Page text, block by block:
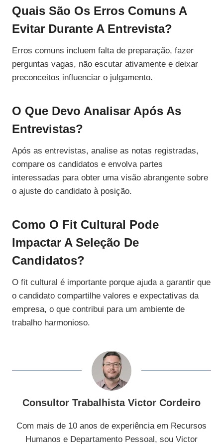
Quais São Os Erros Comuns A
Evitar Durante A Entrevista?
Erros comuns incluem falta de preparação, fazer
perguntas vagas, não escutar ativamente e deixar
preconceitos influenciar o julgamento.
O Que Devo Analisar Após As
Entrevistas?
Após as entrevistas, analise as notas registradas,
compare os candidatos e envolva partes
interessadas para obter uma visão abrangente sobre
o ajuste do candidato à posição.
Como O Fit Cultural Pode
Impactar A Seleção De
Candidatos?
O fit cultural é importante porque ajuda a garantir que
o candidato compartilhe valores e expectativas da
empresa, o que contribui para um ambiente de
trabalho harmonioso.
Consultor Trabalhista Victor Cordeiro
Com mais de 10 anos de experiência em Recursos
Humanos e Departamento Pessoal, sou Victor